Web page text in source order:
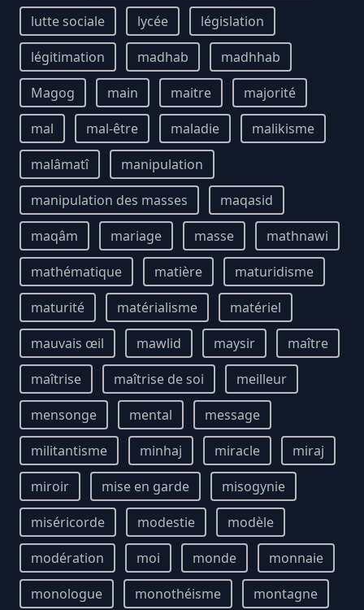
lutte sociale
lycée
législation
légitimation
madhab
madhhab
Magog
main maitre
majorité
mal
mal-être maladie
malikisme
malâmatî
manipulation
manipulation des masses
maqasid
maqâm
mariage masse
mathnawi
mathématique
matière
maturidisme
maturité
matérialisme
matériel
mauvais œil
mawlid maysir
maître
maîtrise
maîtrise de soi
meilleur
mensonge
mental
message
militantisme
minhaj miracle
miraj
miroir
mise en garde
misogynie
miséricorde
modestie
modèle
modération
moi monde
monnaie
monologue
monothéisme
montagne